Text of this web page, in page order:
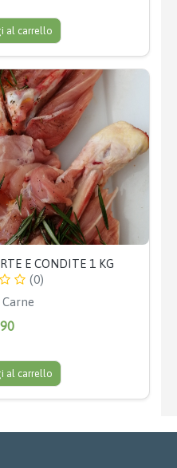
al carrello
E CONDITE 1 KG
(0)
al carrello